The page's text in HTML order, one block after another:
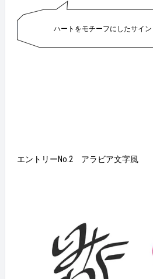
ハートをモチーフにしたサイン
エントリーNo.2 アラビア文字風